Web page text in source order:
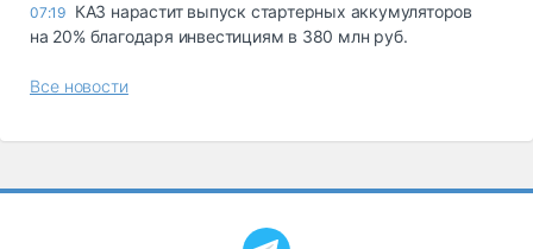
07:19 КАЗ нарастит выпуск стартерных аккумуляторов
на 20% благодаря инвестициям в 380 млн руб.
Все новости